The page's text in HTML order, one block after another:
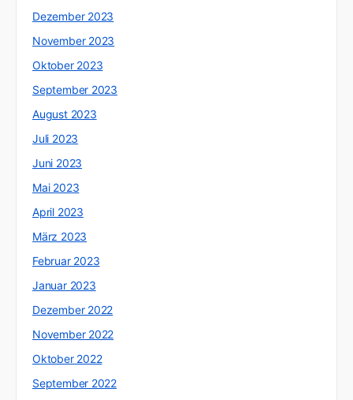
Dezember 2023
November 2023
Oktober 2023
September 2023
August 2023
Juli 2023
Juni 2023
Mai 2023
April 2023
März 2023
Februar 2023
Januar 2023
Dezember 2022
November 2022
Oktober 2022
September 2022